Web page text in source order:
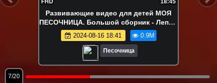
FHD 22:15
Ам Ням в поиске вкусняшек!
Развивающие видео про игрушки
2024-08-12 18:04 840.0K
Песочница
8/20